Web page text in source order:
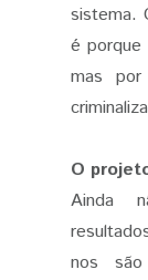
sistema.
é porque
mas
O
Ainda
nos